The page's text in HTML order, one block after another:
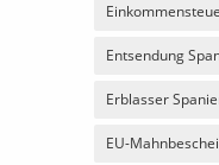
Entsendung
Erblasser
EU-